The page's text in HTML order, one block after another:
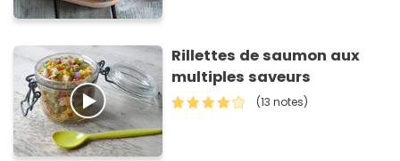
Rillettes de saumon aux
multiples saveurs
(13 notes)